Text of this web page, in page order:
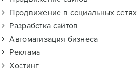
Продвижение в социальных сетях
Разработка сайтов
Автоматизация бизнеса
Реклама
Хостинг